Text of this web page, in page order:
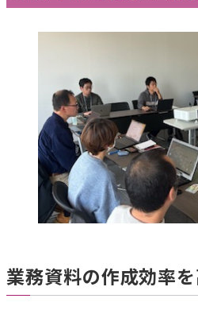
業務資料の作成効率